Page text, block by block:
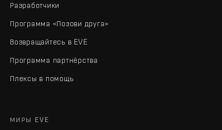
Разработчики
Программа «Позови друга»
Возвращайтесь в EVE
Программа партнёрства
Плексы в помощь
МИРЫ EVE